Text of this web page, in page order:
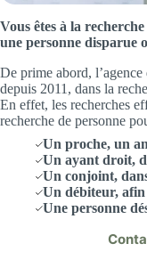
Vous êtes à la
une personne disparue
De prime abord,
depuis 2011, dans la
En effet, les recherches
recherche de personne
Un proche, un
Un ayant droit,
Un conjoint,
Un débiteur,
Une personne